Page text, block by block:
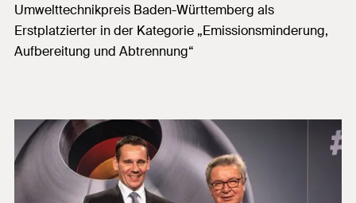
Umwelttechnikpreis Baden-Württemberg als
Erstplatzierter in der Kategorie „Emissionsminderung,
Aufbereitung und Abtrennung“